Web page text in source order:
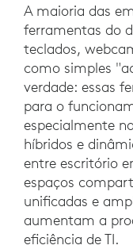
A maioria das
ferramentas do
teclados,
como simples
verdade: essas
para o
especialmente
híbridos e
entre escritório
espaços
unificadas e
aumentam a
eficiência de TI.